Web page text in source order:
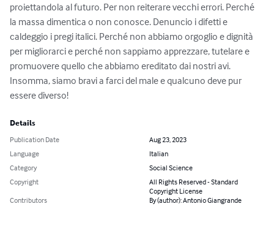
proiettandola al futuro. Per non reiterare vecchi errori. Perché
la massa dimentica o non conosce. Denuncio i difetti e
caldeggio i pregi italici. Perché non abbiamo orgoglio e dignità
per migliorarci e perché non sappiamo apprezzare, tutelare e
promuovere quello che abbiamo ereditato dai nostri avi.
Insomma, siamo bravi a farci del male e qualcuno deve pur
essere diverso!
Details
Publication Date
Aug 23, 2023
Language
Italian
Category
Social Science
Copyright
All Rights Reserved - Standard
Copyright License
Contributors
By (author): Antonio Giangrande